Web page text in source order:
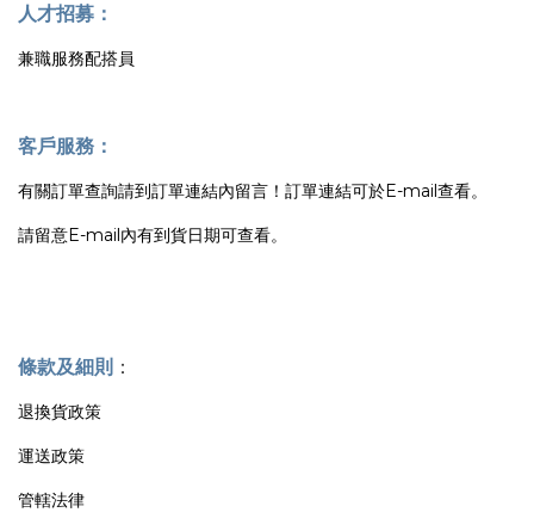
人才招募：
兼職服務配搭員
客戶服務：
有關訂單查詢請到訂單連結內留言！訂單連結可於E-mail查看。
請留意E-mail內有到貨日期可查看。
條款及細則 ：
退換貨政策
運送政策
管轄法律